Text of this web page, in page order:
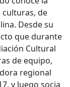
culturas, de
Desde su
que durante
Cultural
de equipo,
regional
y luego socia